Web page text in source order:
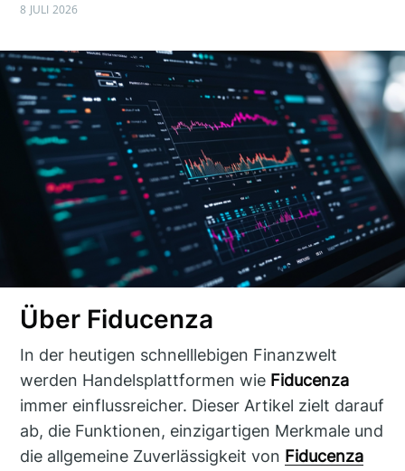
8 JULI 2026
Über Fiducenza
In der heutigen schnelllebigen Finanzwelt
werden Handelsplattformen wie Fiducenza
immer einflussreicher. Dieser Artikel zielt darauf
ab, die Funktionen, einzigartigen Merkmale und
die allgemeine Zuverlässigkeit von Fiducenza